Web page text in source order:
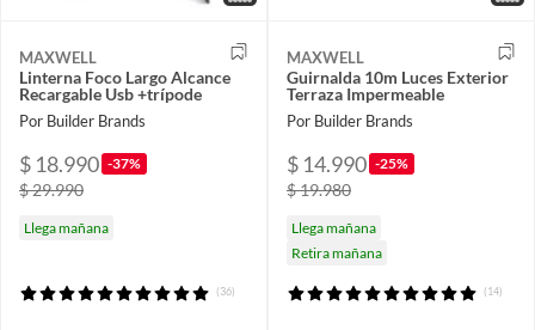
MAXWELL
Linterna Foco Largo Alcance
Recargable Usb +trípode
Por Builder Brands
$ 18.990 -37%
$ 29.990
Llega mañana
(36)
MAXWELL
Guirnalda 10m Luces Exterior
Terraza Impermeable
Por Builder Brands
$ 14.990 -25%
$ 19.980
Llega mañana
Retira mañana
(14)